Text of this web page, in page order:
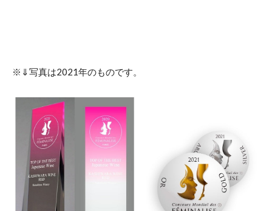
※⇓写真は2021年のものです。